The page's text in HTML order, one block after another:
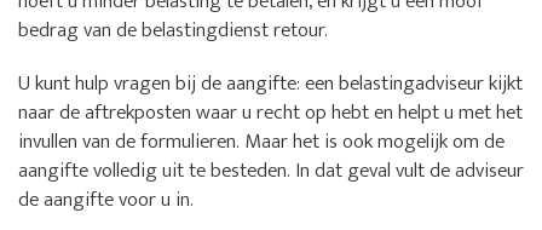
bedrag van de belastingdienst retour.
U kunt hulp vragen bij de aangifte: een belastingadviseur kijkt
naar de aftrekposten waar u recht op hebt en helpt u met het
invullen van de formulieren. Maar het is ook mogelijk om de
aangifte volledig uit te besteden. In dat geval vult de adviseur
de aangifte voor u in.